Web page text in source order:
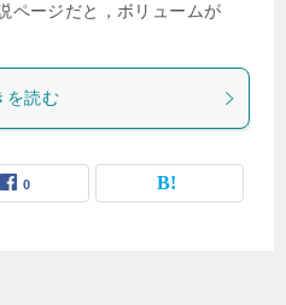
ページだと，ボリュームが
を読む
0